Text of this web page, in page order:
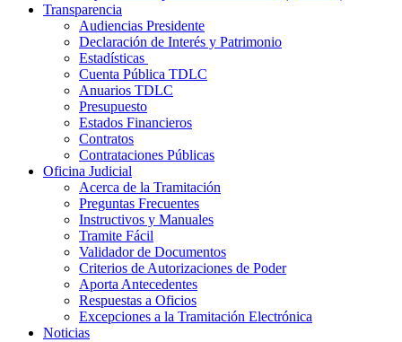
Transparencia
Audiencias Presidente
Declaración de Interés y Patrimonio
Estadísticas
Cuenta Pública TDLC
Anuarios TDLC
Presupuesto
Estados Financieros
Contratos
Contrataciones Públicas
Oficina Judicial
Acerca de la Tramitación
Preguntas Frecuentes
Instructivos y Manuales
Tramite Fácil
Validador de Documentos
Criterios de Autorizaciones de Poder
Aporta Antecedentes
Respuestas a Oficios
Excepciones a la Tramitación Electrónica
Noticias